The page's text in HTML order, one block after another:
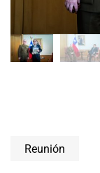
Reunión